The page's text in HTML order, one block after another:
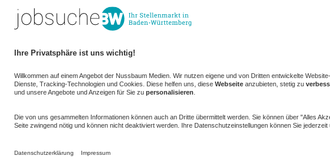
Alle Berufe nach Stadt
Alle Tätigkeitsbereiche
Alle Tätigkeitsbereiche nach Stadt
azubiBW.de
Minijobs
Firmenprofil